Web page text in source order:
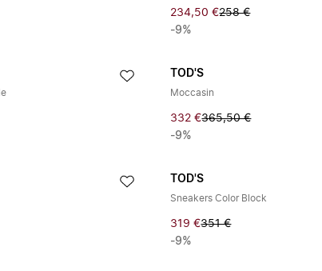
234,50 €258 €
-9%
TOD'S
Moccasin
332 €365,50 €
-9%
TOD'S
Sneakers Color Block
319 €351 €
-9%